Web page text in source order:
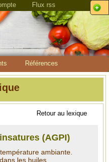
Flux rss
Références
Retour au lexique
(AGPI)
ambiante.
les huiles